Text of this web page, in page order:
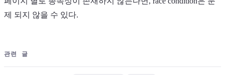
제 되지 않을 수 있다.
관련 글